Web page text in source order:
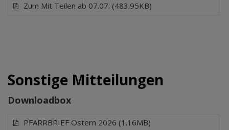
Zum Mit Teilen ab 07.07. (483.95KB)
Sonstige Mitteilungen
Downloadbox
PFARRBRIEF Ostern 2026 (1.16MB)